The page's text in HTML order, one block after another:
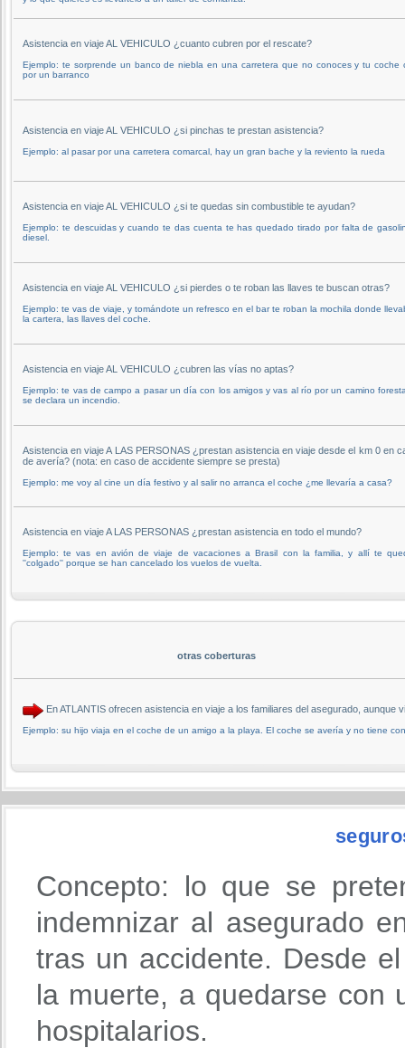
Asistencia en viaje AL VEHICULO ¿cuanto cubren por el rescate?
Ejemplo: te sorprende un banco de niebla en una carretera que no conoces y tu coche
por un barranco
Asistencia en viaje AL VEHICULO ¿si pinchas te prestan asistencia?
Ejemplo: al pasar por una carretera comarcal, hay un gran bache y la reviento la rueda
Asistencia en viaje AL VEHICULO ¿si te quedas sin combustible te ayudan?
Ejemplo: te descuidas y cuando te das cuenta te has quedado tirado por falta de
diesel.
Asistencia en viaje AL VEHICULO ¿si pierdes o te roban las llaves te buscan otras?
Ejemplo: te vas de viaje, y tomándote un refresco en el bar te roban la mochila donde
la cartera, las llaves del coche.
Asistencia en viaje AL VEHICULO ¿cubren las vías no aptas?
Ejemplo: te vas de campo a pasar un día con los amigos y vas al río por un camino
se declara un incendio.
Asistencia en viaje A LAS PERSONAS ¿prestan asistencia en viaje desde el km 0 en
de avería? (nota: en caso de accidente siempre se presta)
Ejemplo: me voy al cine un día festivo y al salir no arranca el coche ¿me llevaría a casa?
Asistencia en viaje A LAS PERSONAS ¿prestan asistencia en todo el mundo?
Ejemplo: te vas en avión de viaje de vacaciones a Brasil con la familia, y allí te
''colgado'' porque se han cancelado los vuelos de vuelta.
otras coberturas
En ATLANTIS ofrecen asistencia en viaje a los familiares del asegurado,
Ejemplo: su hijo viaja en el coche de un amigo a la playa. El coche se avería y no tiene
Concepto: lo que se
indemnizar al asegurado
tras un accidente. Desde
la muerte, a quedarse con
hospitalarios.